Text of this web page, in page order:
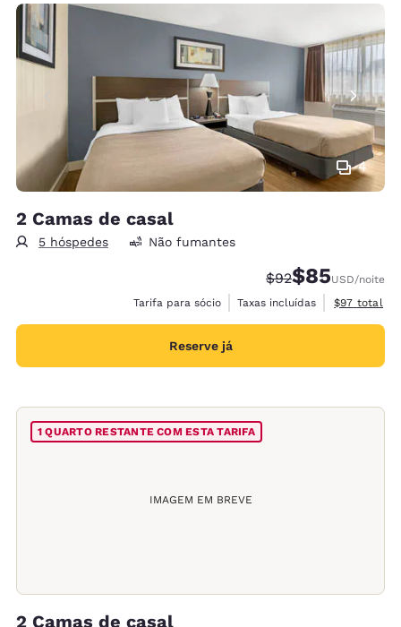
4
2 Camas de casal
5 hóspedes Não fumantes
Tarifa anterior
$92Tarifa com
$85USD/noite
Tarifa para sócio
Taxas incluídas Exibir
$97 total
Reserve já
IMAGEM EM BREVE
1 QUARTO RESTANTE COM ESTA TARIFA
2 Camas de casal